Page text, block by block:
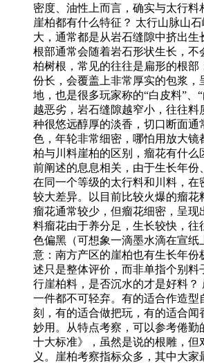
密度、油性上而言，确实与太行料
崖柏都有什么特征？ 太行山脉山
大，通常都是从岩石缝隙中挤出生
根部通常会随着岩石形状生长，不
柏树根，常见的往往是扁形的根部
份长，会覆盖上非常厚实的包浆，
地，也是很多玩家称的“白皮料”、
越恶劣，岩石缝隙越窄小，往往料
种很悠远醇厚的淡香，切口断面通
色，年轮非常细密，哪怕用放大镜
柏与川料崖柏的区别，瘤花有什么
前阐述的息息相关，由于生长年份
在同一个等级的太行料和川料，在
较大差异。以目前比较火爆的瘤花
瘤花通常较少，但瘤花细密，呈现
料瘤花由于养分足，生长较快，往
色偏黑（可想象一滴墨水滴在宣纸
意：南方产区的崖柏也有生长年份
述只是整体评价，而非单指个别料
行崖柏料，是否沉水的才是好料？
一件都不可轻弃。有的适合作造型
刻，有的适合做把玩，有的适合闻
妙用。从特点考察，可以参考倦勤
十大标准》，虽然是说的根雕，但
义。崖柏考察指标众多，其中大家